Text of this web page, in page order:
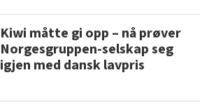
Kiwi måtte gi opp – nå prøver
Norgesgruppen-selskap seg
igjen med dansk lavpris